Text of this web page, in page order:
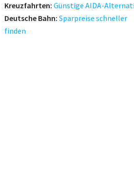
Kreuzfahrten: Günstige AIDA-
Deutsche Bahn: Sparpreise schneller
finden